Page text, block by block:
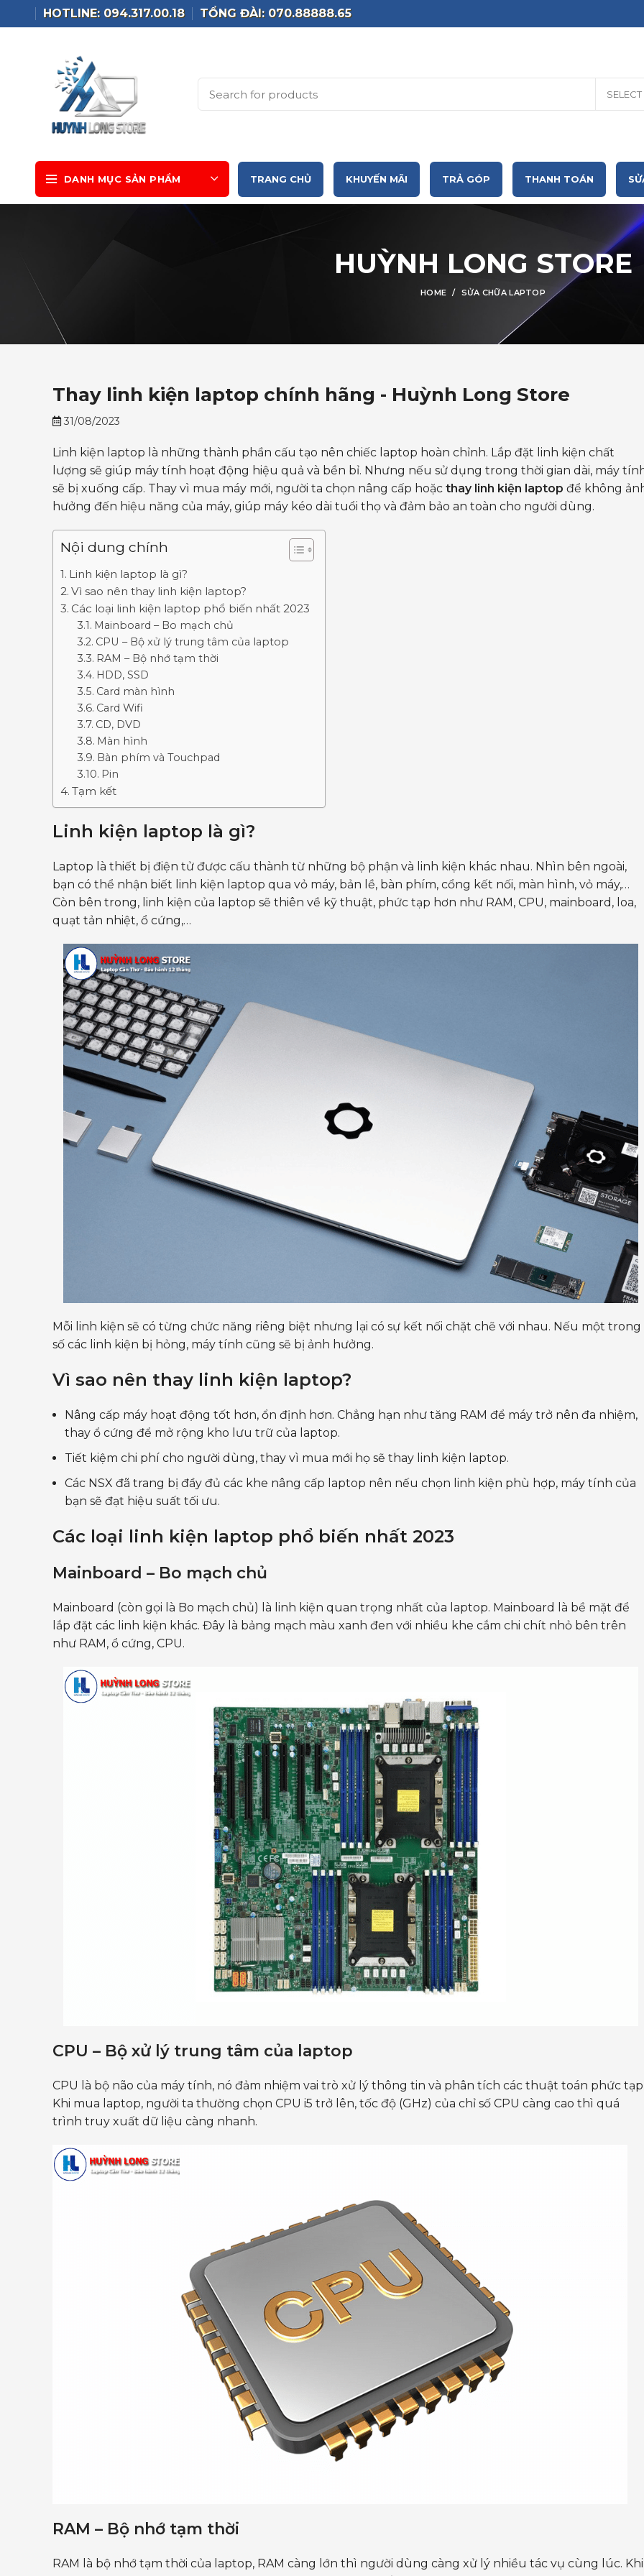
HOTLINE: 094.317.00.18 TỔNG ĐÀI: 070.88888.65
DANH MỤC SẢN PHẨM TRANG CHỦ KHUYẾN MÃI TRẢ GÓP THANH TOÁN
HUỲNH LONG STORE
HOME SỬA CHỮA LAPTOP
Thay linh kiện laptop chính hãng - Huỳnh Long Store
31/08/2023
Linh kiện laptop là những thành phần cấu tạo nên chiếc laptop hoàn chỉnh. Lắp đặt linh kiện chất
lượng sẽ giúp máy tính hoạt động hiệu quả và bền bỉ. Nhưng nếu sử dụng trong thời gian dài, máy
sẽ bị xuống cấp. Thay vì mua máy mới, người ta chọn nâng cấp hoặc thay linh kiện laptop để không
hưởng đến hiệu năng của máy, giúp máy kéo dài tuổi thọ và đảm bảo an toàn cho người dùng.
Nội dung chính
Linh kiện laptop là gì?
Vì sao nên thay linh kiện laptop?
Các loại linh kiện laptop phổ biến nhất 2023
Mainboard – Bo mạch chủ
CPU – Bộ xử lý trung tâm của laptop
RAM – Bộ nhớ tạm thời
HDD, SSD
Card màn hình
Card Wifi
CD, DVD
Màn hình
Bàn phím và Touchpad
Pin
Tạm kết
Linh kiện laptop là gì?
Laptop là thiết bị điện tử được cấu thành từ những bộ phận và linh kiện khác nhau. Nhìn bên ngoài,
bạn có thể nhận biết linh kiện laptop qua vỏ máy, bản lề, bàn phím, cổng kết nối, màn hình, vỏ máy,…
Còn bên trong, linh kiện của laptop sẽ thiên về kỹ thuật, phức tạp hơn như RAM, CPU, mainboard, loa,
quạt tản nhiệt, ổ cứng,…
Mỗi linh kiện sẽ có từng chức năng riêng biệt nhưng lại có sự kết nối chặt chẽ với nhau. Nếu một trong
số các linh kiện bị hỏng, máy tính cũng sẽ bị ảnh hưởng.
Vì sao nên thay linh kiện laptop?
Nâng cấp máy hoạt động tốt hơn, ổn định hơn. Chẳng hạn như tăng RAM để máy trở nên đa nhiệm,
thay ổ cứng để mở rộng kho lưu trữ của laptop.
Tiết kiệm chi phí cho người dùng, thay vì mua mới họ sẽ thay linh kiện laptop.
Các NSX đã trang bị đầy đủ các khe nâng cấp laptop nên nếu chọn linh kiện phù hợp, máy tính của
bạn sẽ đạt hiệu suất tối ưu.
Các loại linh kiện laptop phổ biến nhất 2023
Mainboard – Bo mạch chủ
Mainboard (còn gọi là Bo mạch chủ) là linh kiện quan trọng nhất của laptop. Mainboard là bề mặt để
lắp đặt các linh kiện khác. Đây là bảng mạch màu xanh đen với nhiều khe cắm chi chít nhỏ bên trên
như RAM, ổ cứng, CPU.
CPU – Bộ xử lý trung tâm của laptop
CPU là bộ não của máy tính, nó đảm nhiệm vai trò xử lý thông tin và phân tích các thuật toán phức tạp.
Khi mua laptop, người ta thường chọn CPU i5 trở lên, tốc độ (GHz) của chỉ số CPU càng cao thì quá
trình truy xuất dữ liệu càng nhanh.
RAM – Bộ nhớ tạm thời
RAM là bộ nhớ tạm thời của laptop, RAM càng lớn thì người dùng càng xử lý nhiều tác vụ cùng lúc. Khi